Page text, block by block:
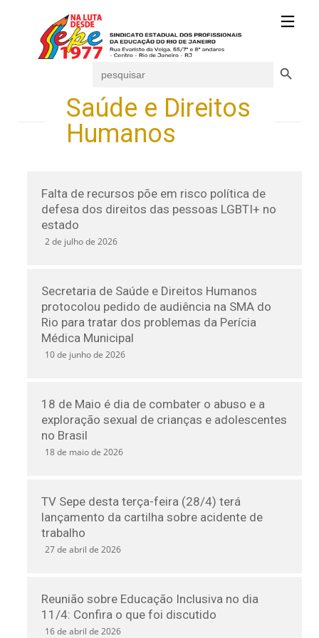
for:
Saúde e Direitos
Humanos
Falta de recursos põe em risco política de
defesa dos direitos das pessoas LGBTI+ no
estado
2 de julho de 2026
Secretaria de Saúde e Direitos Humanos
protocolou pedido de audiência na SMA do
Rio para tratar dos problemas da Perícia
Médica Municipal
10 de junho de 2026
18 de Maio é dia de combater o abuso e a
exploração sexual de crianças e adolescentes
no Brasil
18 de maio de 2026
TV Sepe desta terça-feira (28/4) terá
lançamento da cartilha sobre acidente de
trabalho
27 de abril de 2026
Reunião sobre Educação Inclusiva no dia
11/4: Confira o que foi discutido
16 de abril de 2026